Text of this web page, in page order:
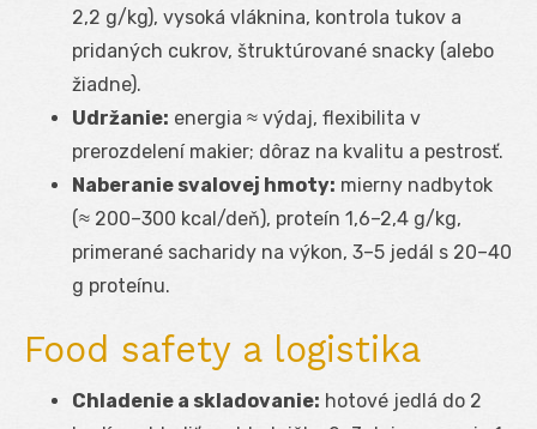
2,2 g/kg), vysoká vláknina, kontrola tukov a
pridaných cukrov, štruktúrované snacky (alebo
žiadne).
Udržanie: energia ≈ výdaj, flexibilita v
prerozdelení makier; dôraz na kvalitu a pestrosť.
Naberanie svalovej hmoty: mierny nadbytok
(≈ 200–300 kcal/deň), proteín 1,6–2,4 g/kg,
primerané sacharidy na výkon, 3–5 jedál s 20–40
g proteínu.
Food safety a logistika
Chladenie a skladovanie: hotové jedlá do 2